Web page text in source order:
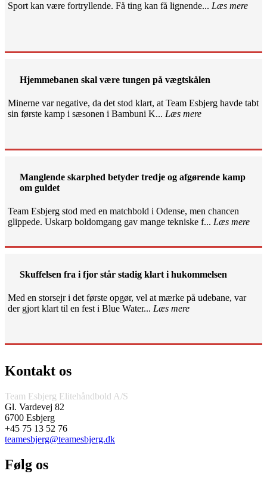
Sport kan være fortryllende. Få ting kan få lignende... Læs mere
Hjemmebanen skal være tungen på vægtskålen
Minerne var negative, da det stod klart, at Team Esbjerg havde tabt
sin første kamp i sæsonen i Bambuni K... Læs mere
Manglende skarphed betyder tredje og afgørende kamp
om guldet
Team Esbjerg stod med en matchbold i Odense, men chancen
glippede. Uskarp boldomgang gav mange tekniske f... Læs mere
Skuffelsen fra i fjor står stadig klart i hukommelsen
Med en storsejr i det første opgør, vel at mærke på udebane, var
der gjort klart til en fest i Blue Water... Læs mere
Kontakt os
Team Esbjerg Elitehåndbold A/S
Gl. Vardevej 82
6700 Esbjerg
+45 75 13 52 76
teamesbjerg@teamesbjerg.dk
Følg os